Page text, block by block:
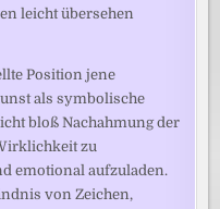
leicht übersehen
Position jene
als symbolische
bloß Nachahmung der
zu
emotional aufzuladen.
von Zeichen,